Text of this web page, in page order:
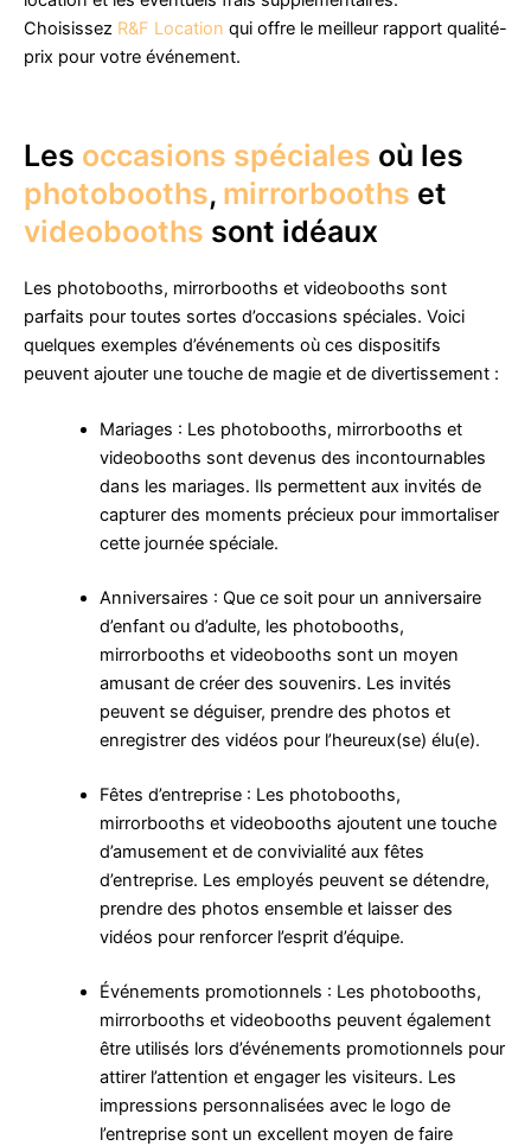
Choisissez R&F Location qui offre le meilleur rapport qualité-
prix pour votre événement.
Les occasions spéciales où les
photobooths, mirrorbooths et
videobooths sont idéaux
Les photobooths, mirrorbooths et videobooths sont
parfaits pour toutes sortes d’occasions spéciales. Voici
quelques exemples d’événements où ces dispositifs
peuvent ajouter une touche de magie et de divertissement :
Mariages : Les photobooths, mirrorbooths et
videobooths sont devenus des incontournables
dans les mariages. Ils permettent aux invités de
capturer des moments précieux pour immortaliser
cette journée spéciale.
Anniversaires : Que ce soit pour un anniversaire
d’enfant ou d’adulte, les photobooths,
mirrorbooths et videobooths sont un moyen
amusant de créer des souvenirs. Les invités
peuvent se déguiser, prendre des photos et
enregistrer des vidéos pour l’heureux(se) élu(e).
Fêtes d’entreprise : Les photobooths,
mirrorbooths et videobooths ajoutent une touche
d’amusement et de convivialité aux fêtes
d’entreprise. Les employés peuvent se détendre,
prendre des photos ensemble et laisser des
vidéos pour renforcer l’esprit d’équipe.
Événements promotionnels : Les photobooths,
mirrorbooths et videobooths peuvent également
être utilisés lors d’événements promotionnels pour
attirer l’attention et engager les visiteurs. Les
impressions personnalisées avec le logo de
l’entreprise sont un excellent moyen de faire